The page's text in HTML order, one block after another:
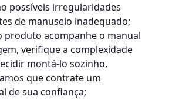
possíveis irregularidades
de manuseio inadequado;
produto acompanhe o manual
verifique a complexidade
montá-lo sozinho,
que contrate um
de sua confiança;